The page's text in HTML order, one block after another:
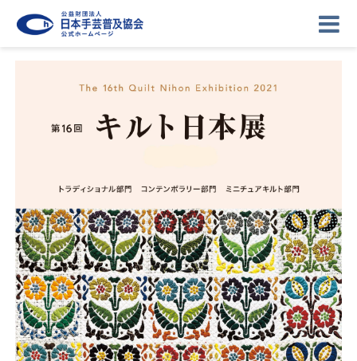
ニュース 記事
イベント ギャラリー お問い合わせ
協会について ログイン